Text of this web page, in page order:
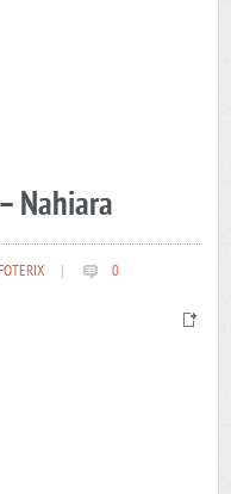
Nahiara
0